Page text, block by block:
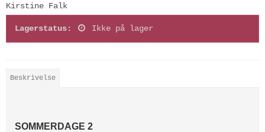
Kirstine Falk
Lagerstatus: Ikke på lager
Beskrivelse
SOMMERDAGE 2